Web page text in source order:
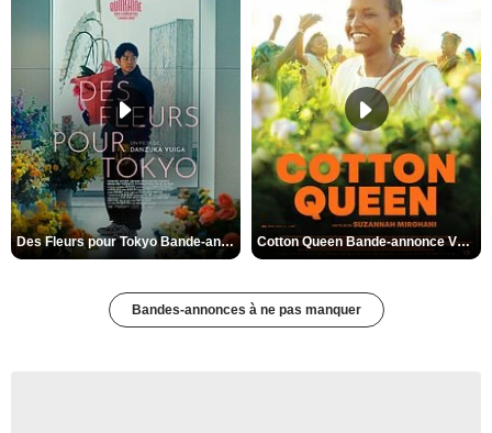
Des Fleurs pour Tokyo Bande-annonce VO STFR Cotton Queen Bande-annonce VO STFR
Bandes-annonces à ne pas manquer